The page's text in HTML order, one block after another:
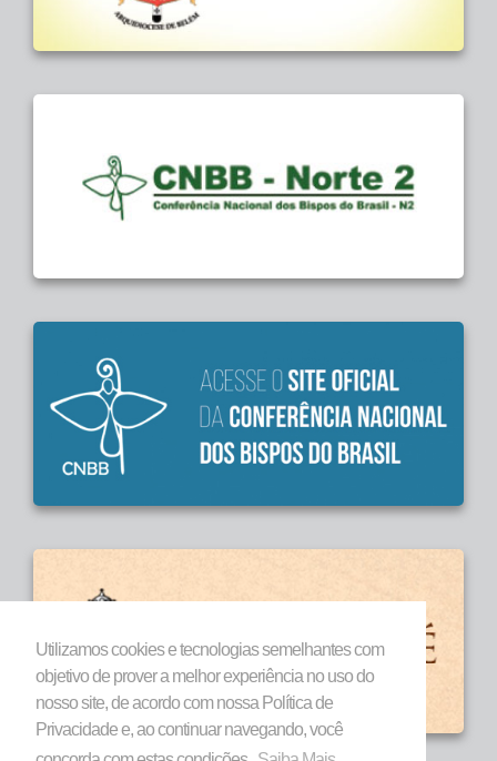
Utilizamos cookies e tecnologias semelhantes com
objetivo de prover a melhor experiência no uso do
nosso site, de acordo com nossa Política de
Privacidade e, ao continuar navegando, você